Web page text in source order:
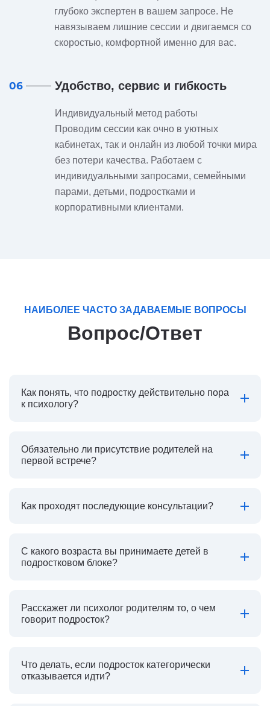
глубоко экспертен в вашем запросе. Не
навязываем лишние сессии и двигаемся со
скоростью, комфортной именно для вас.
06 Удобство, сервис и гибкость
Индивидуальный метод работы
Проводим сессии как очно в уютных
кабинетах, так и онлайн из любой точки мира
без потери качества. Работаем с
индивидуальными запросами, семейными
парами, детьми, подростками и
корпоративными клиентами.
НАИБОЛЕЕ ЧАСТО ЗАДАВАЕМЫЕ ВОПРОСЫ
Вопрос/Ответ
Как понять, что подростку действительно пора
к психологу?
Обязательно ли присутствие родителей на
первой встрече?
Как проходят последующие консультации?
С какого возраста вы принимаете детей в
подростковом блоке?
Расскажет ли психолог родителям то, о чем
говорит подросток?
Что делать, если подросток категорически
отказывается идти?